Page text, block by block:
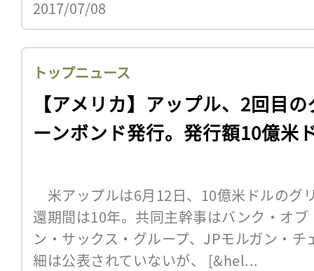
2017/07/08
トップニュース
【アメリカ】アップル、2回目
ーンボンド発行。発行額10億米
米アップルは6月12日、10億米ドルのグ
還期間は10年。共同主幹事はバンク・オ
ン・サックス・グループ、JPモルガン・
細は公表されていないが、 [&hel...